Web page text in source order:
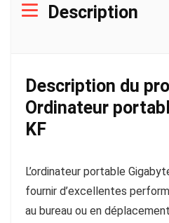
Description
Description du
Ordinateur
KF
L’ordinateur portable
fournir d’excellentes
au bureau ou en